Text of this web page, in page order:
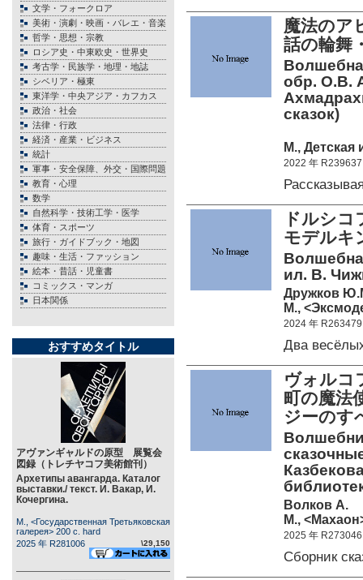
文学・フォークロア
美術・演劇・映画・バレエ・音楽
哲学・思想・宗教
ロシア史・中東欧史・世界史
考古学・民族学・地理・地誌
シベリア・極東
東洋学・中央アジア・カフカス
政治・社会
法律・行政
経済・産業・ビジネス
統計
軍事・安全保障、外交・国際問題
教育・心理
数学
自然科学・技術工学・医学
体育・スポーツ
旅行・ガイドブック・地図
趣味・生活・ファッション
絵本・昔話・児童書
コミックス・マンガ
日本関係
おすすめタイトル
アヴァンギャルドの原型 展覧会
図録（トレチヤコフ美術館刊）
Архетипы авангарда. Каталог
выставки./ текст. И. Вакар, И.
Кочергина.
М., <Государственная Третьяковская
галерея> 200 c. hard
2025 年 R281006
\29,150
魔法のア
話の輪舞
обр. О.В.
сказок)
М., Детская
2022 年 R239637
ドルシ
モデルキ
ил. В.
Дружков
М.,
2024 年 R263479
Два
ヴォルコ
町の魔法
ジーのす
Волков А.
М.,
2025 年 R273046
Сборник